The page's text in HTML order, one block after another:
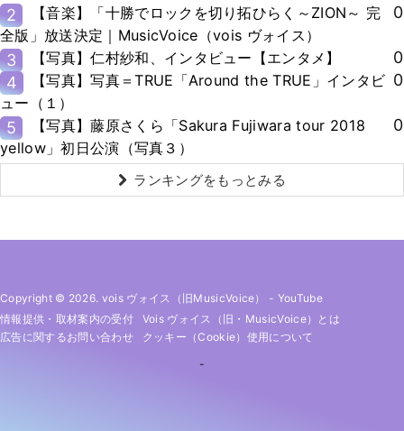
2
【音楽】「十勝でロックを切り拓ひらく～ZION～ 完
全版」放送決定｜MusicVoice（vois ヴォイス）
0
3 【写真】仁村紗和、インタビュー【エンタメ】
0
4
【写真】写真＝TRUE「Around the TRUE」インタビ
ュー（１）
0
5
【写真】藤原さくら「Sakura Fujiwara tour 2018
yellow」初日公演（写真３）
0
ランキングをもっとみる
Copyright © 2026. vois ヴォイス（旧MusicVoice） - YouTube
情報提供・取材案内の受付
Vois ヴォイス（旧・MusicVoice）とは
広告に関するお問い合わせ
クッキー（cookie）使用について
-